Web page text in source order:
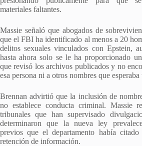
materiales faltantes.
Massie señaló que abogados de
que el FBI ha identificado al menos a 20
delitos sexuales vinculados con Epstein,
hasta ahora solo se le ha proporcionado
que revisó los archivos publicados y no
esa persona ni a otros nombres que esperaba
Brennan advirtió que la inclusión de
no establece conducta criminal. Massie
tribunales que han supervisado
determinaron que la nueva ley
previos que el departamento había
retención de información.